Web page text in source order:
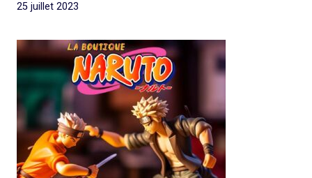
25 juillet 2023